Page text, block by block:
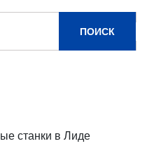
ПОИСК
станки в Лиде